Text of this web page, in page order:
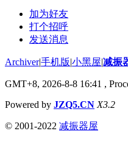
加为好友
打个招呼
发送消息
Archiver|手机版|小黑屋|减振
GMT+8, 2026-8-8 16:41 ,
Powered by JZQ5.CN X3.2
© 2001-2022 减振器屋